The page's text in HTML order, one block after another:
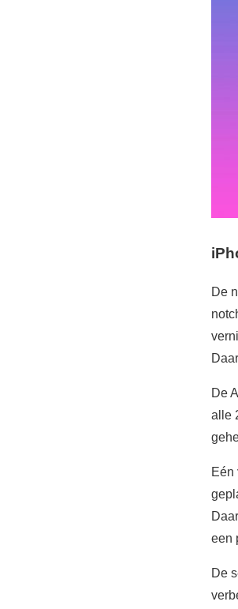
De
De
alle
Eén
een
De